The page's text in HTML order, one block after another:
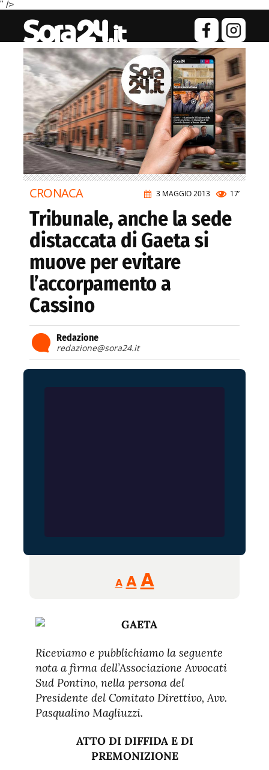
" />
3 MAGGIO 2013 17’
CRONACA
Tribunale, anche la sede
distaccata di Gaeta si
muove per evitare
l’accorpamento a
Cassino
Redazione
redazione@sora24.it
A
Reducir
tamaño
A Restablecer
de
AAumentar
de
fuente.
Riceviamo e pubblichiamo la seguente
nota a firma dell’Associazione Avvocati
Sud Pontino, nella persona del
Presidente del Comitato Direttivo, Avv.
Pasqualino Magliuzzi.
ATTO DI DIFFIDA E DI
PREMONIZIONE